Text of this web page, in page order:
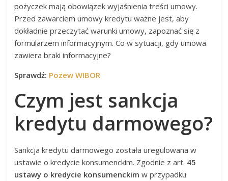
pożyczek mają obowiązek wyjaśnienia treści umowy.
Przed zawarciem umowy kredytu ważne jest, aby
dokładnie przeczytać warunki umowy, zapoznać się z
formularzem informacyjnym. Co w sytuacji, gdy umowa
zawiera braki informacyjne?
Sprawdź: Pozew WIBOR
Czym jest sankcja
kredytu darmowego?
Sankcja kredytu darmowego została uregulowana w
ustawie o kredycie konsumenckim. Zgodnie z art. 45
ustawy o kredycie konsumenckim w przypadku